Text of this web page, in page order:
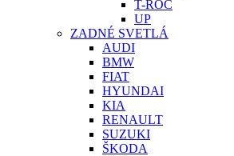
T-ROC
UP
ZADNÉ SVETLÁ
AUDI
BMW
FIAT
HYUNDAI
KIA
RENAULT
SUZUKI
ŠKODA